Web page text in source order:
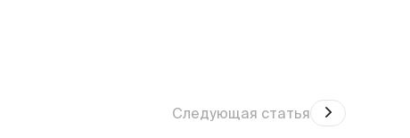
Следующая статья